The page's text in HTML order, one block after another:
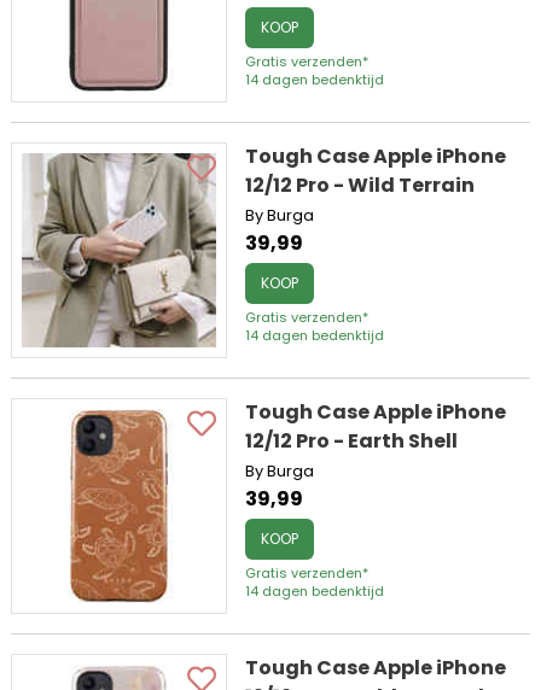
KOOP
Gratis verzenden*
14 dagen bedenktijd
Tough Case Apple iPhone
12/12 Pro - Wild Terrain
By Burga
39,99
KOOP
Gratis verzenden*
14 dagen bedenktijd
Tough Case Apple iPhone
12/12 Pro - Earth Shell
By Burga
39,99
KOOP
Gratis verzenden*
14 dagen bedenktijd
Tough Case Apple iPhone